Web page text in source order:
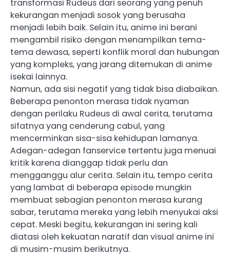
transformasi Rudeus dari seorang yang penuh
kekurangan menjadi sosok yang berusaha
menjadi lebih baik. Selain itu, anime ini berani
mengambil risiko dengan menampilkan tema-
tema dewasa, seperti konflik moral dan hubungan
yang kompleks, yang jarang ditemukan di anime
isekai lainnya.
Namun, ada sisi negatif yang tidak bisa diabaikan.
Beberapa penonton merasa tidak nyaman
dengan perilaku Rudeus di awal cerita, terutama
sifatnya yang cenderung cabul, yang
mencerminkan sisa-sisa kehidupan lamanya.
Adegan-adegan fanservice tertentu juga menuai
kritik karena dianggap tidak perlu dan
mengganggu alur cerita. Selain itu, tempo cerita
yang lambat di beberapa episode mungkin
membuat sebagian penonton merasa kurang
sabar, terutama mereka yang lebih menyukai aksi
cepat. Meski begitu, kekurangan ini sering kali
diatasi oleh kekuatan naratif dan visual anime ini
di musim-musim berikutnya.